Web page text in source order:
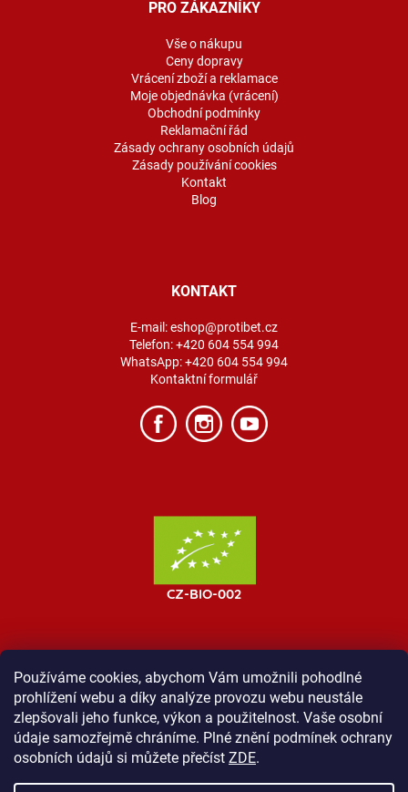
Používáme cookies, abychom Vám umožnili pohodlné
prohlížení webu a díky analýze provozu webu neustále
zlepšovali jeho funkce, výkon a použitelnost. Vaše osobní
údaje samozřejmě chráníme. Plné znění podmínek ochrany
osobních údajů si můžete přečíst ZDE.
PRO ZÁKAZNÍKY
Vše o nákupu
Ceny dopravy
Vrácení zboží a reklamace
Moje objednávka (vrácení)
Obchodní podmínky
Reklamační řád
Zásady ochrany osobních údajů
Zásady používání cookies
Kontakt
Blog
KONTAKT
E-mail:eshop@protibet.cz
Telefon:+420 604 554 994
WhatsApp:+420 604 554 994
Kontaktní formulář
MOST ProTibet Vše o nákupu
Obchodní podmínky
Zásady ochrany osobních údajů
Kontakt